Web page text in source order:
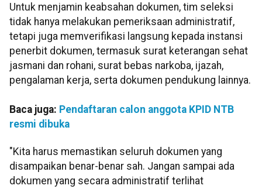
Untuk menjamin keabsahan dokumen, tim seleksi
tidak hanya melakukan pemeriksaan administratif,
tetapi juga memverifikasi langsung kepada instansi
penerbit dokumen, termasuk surat keterangan sehat
jasmani dan rohani, surat bebas narkoba, ijazah,
pengalaman kerja, serta dokumen pendukung lainnya.
Baca juga: Pendaftaran calon anggota KPID NTB
resmi dibuka
"Kita harus memastikan seluruh dokumen yang
disampaikan benar-benar sah. Jangan sampai ada
dokumen yang secara administratif terlihat